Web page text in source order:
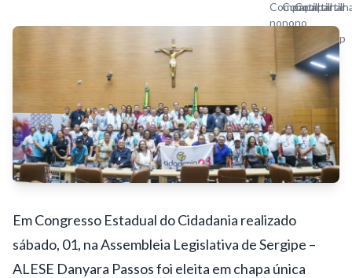
Em Congresso Estadual do Cidadania realizado
sábado, 01, na Assembleia Legislativa de Sergipe –
ALESE Danyara Passos foi eleita em chapa única